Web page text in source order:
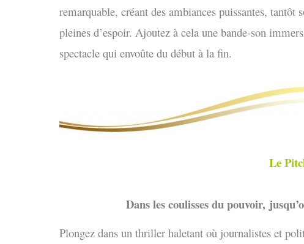
remarquable, créant des ambiances puissantes, tantôt
pleines d’espoir. Ajoutez à cela une bande-son
spectacle qui envoûte du début à la fin.
Le
Dans les coulisses du pouvoir,
Plongez dans un thriller haletant où journalistes et